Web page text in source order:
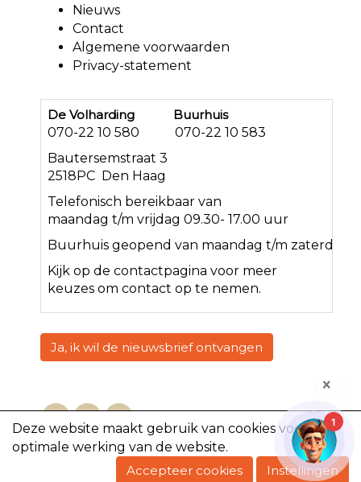
Deze website maakt gebruik van cookies voor een
optimale werking van de website.
Accepteer cookies
Instellingen
Nieuws
Contact
Algemene voorwaarden
Privacy-statement
De Volharding Buurhuis
070-22 10 580 070-22 10 583
Bautersemstraat 3
2518PC Den Haag
Telefonisch bereikbaar van
maandag t/m vrijdag 09.30- 17.00 uur
Buurhuis geopend van maandag t/m zaterdag<
Kijk op de contactpagina voor meer
keuzes om contact op te nemen.
Ja, ik wil de nieuwsbrief ontvangen
Copyright @2023, De Volharding
1